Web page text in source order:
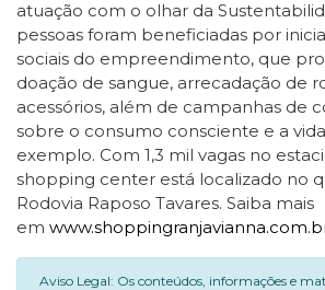
atuação com o olhar da
pessoas foram beneficiadas por
sociais do empreendimento, que
doação de sangue, arrecadação de
acessórios, além de campanhas de
sobre o consumo consciente e a
exemplo. Com 1,3 mil vagas no
shopping center está localizado no
Rodovia Raposo Tavares. Saiba mais
em
Aviso Legal: Os conteúdos, informações e